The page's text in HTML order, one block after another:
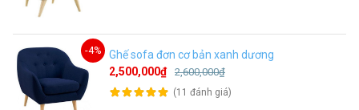
-4%
Ghế sofa đơn cơ bản xanh dương
2,500,000₫
2,600,000₫
(11 đánh giá)